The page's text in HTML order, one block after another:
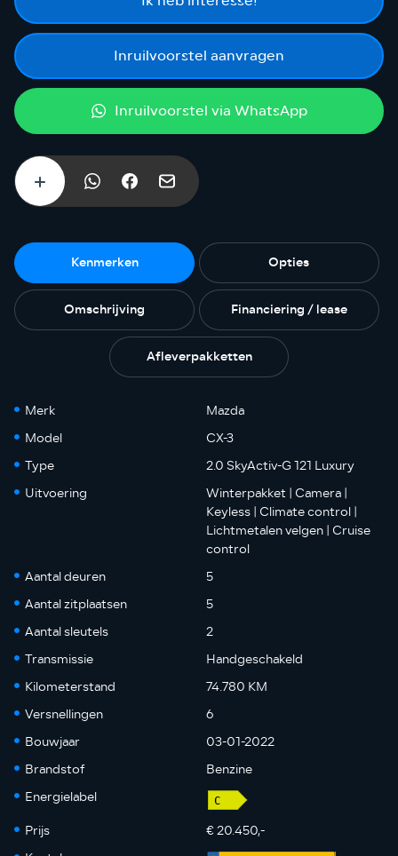
Inruilvoorstel aanvragen
Inruilvoorstel via WhatsApp
Kenmerken Opties
Omschrijving Financiering / lease
Afleverpakketten
Merk
Mazda
Model
CX-3
Type
2.0 SkyActiv-G 121 Luxury
Uitvoering
Winterpakket | Camera |
Keyless | Climate control |
Lichtmetalen velgen | Cruise
control
Aantal deuren
5
Aantal zitplaatsen
5
Aantal sleutels
2
Transmissie
Handgeschakeld
Kilometerstand
74.780 KM
Versnellingen
6
Bouwjaar
03-01-2022
Brandstof
Benzine
Energielabel
Prijs
€ 20.450,-